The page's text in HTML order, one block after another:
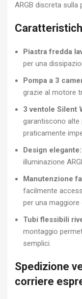
ARGB discreta sulla
Piastra fredda
per una
Pompa a 3
grazie al motore
3 ventole Silent
garantiscono
praticamente
Design elegante:
illuminazione
Manutenzione
facilmente
per una maggiore
Tubi flessibili
montaggio
semplici.
Spedizione
corriere